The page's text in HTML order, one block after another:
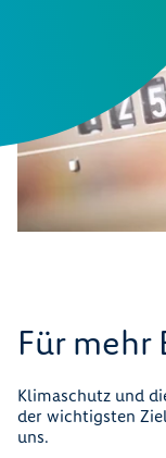
Für
Klimaschutz und
der wichtigsten
uns.